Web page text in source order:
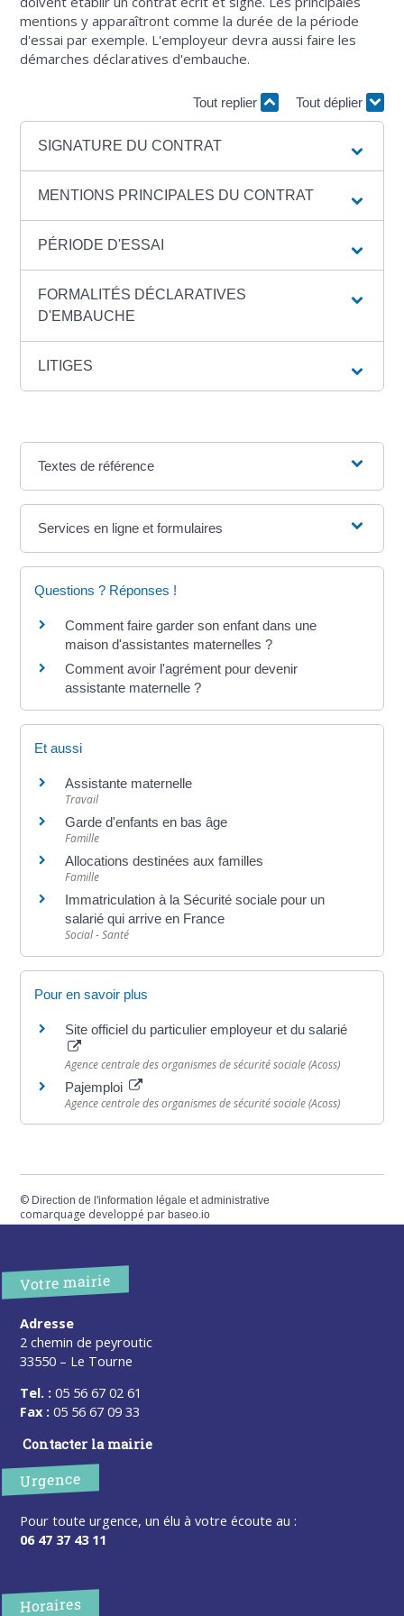
mentions y apparaîtront comme la durée de la période
d'essai par exemple. L'employeur devra aussi faire les
démarches déclaratives d'embauche.
Tout replier Tout déplier
SIGNATURE DU CONTRAT
MENTIONS PRINCIPALES DU CONTRAT
PÉRIODE D'ESSAI
FORMALITÉS DÉCLARATIVES
D'EMBAUCHE
LITIGES
Textes de référence
Services en ligne et formulaires
Questions ? Réponses !
Comment faire garder son enfant dans une
maison d'assistantes maternelles ?
Comment avoir l'agrément pour devenir
assistante maternelle ?
Et aussi
Assistante maternelle
Travail
Garde d'enfants en bas âge
Famille
Allocations destinées aux familles
Famille
Immatriculation à la Sécurité sociale pour un
salarié qui arrive en France
Social - Santé
Pour en savoir plus
Site officiel du particulier employeur et du salarié
Agence centrale des organismes de sécurité sociale (Acoss)
Pajemploi
Agence centrale des organismes de sécurité sociale (Acoss)
© Direction de l'information légale et administrative
comarquage developpé parbaseo.io
Votre mairie
Adresse
2 chemin de peyroutic
33550 – Le Tourne
Tel. : 05 56 67 02 61
Fax : 05 56 67 09 33
Contacter la mairie
Urgence
Pour toute urgence, un élu à votre écoute au :
06 47 37 43 11
Horaires